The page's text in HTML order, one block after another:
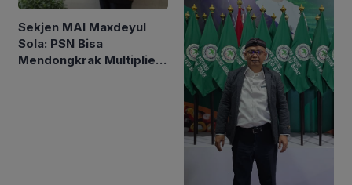
Sekjen MAI Maxdeyul
Sola: PSN Bisa
Mendongkrak Multiplier